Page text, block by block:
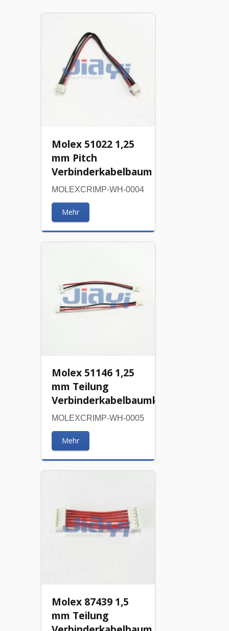
Molex 51022 1,25
mm Pitch
Verbinderkabelbaum
MOLEXCRIMP-WH-0004
Mehr
Molex 51146 1,25
mm Teilung
Verbinderkabelbaumkabel
MOLEXCRIMP-WH-0005
Mehr
Molex 87439 1,5
mm Teilung